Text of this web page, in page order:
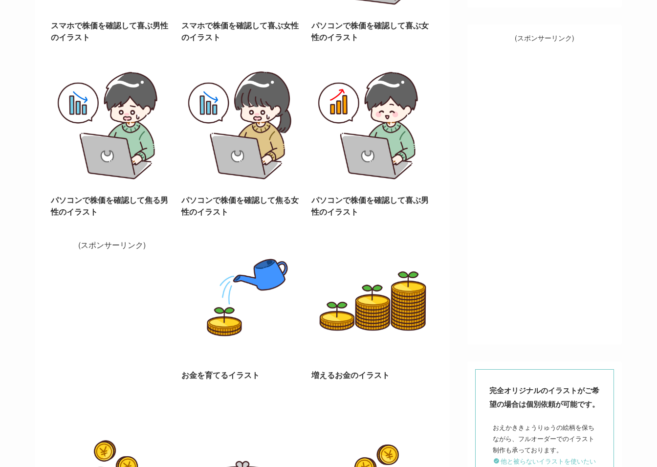
スマホで株価を確認して喜ぶ男性
のイラスト
スマホで株価を確認して喜ぶ女性
のイラスト
パソコンで株価を確認して喜ぶ女
性のイラスト
パソコンで株価を確認して焦る男
性のイラスト
パソコンで株価を確認して焦る女
性のイラスト
パソコンで株価を確認して喜ぶ男
性のイラスト
(スポンサーリンク)
お金を育てるイラスト 増えるお金のイラスト
(スポンサーリンク)
完全オリジナルのイラストがご希
望の場合は個別依頼が可能です。
おえかききょうりゅうの絵柄を保ち
ながら、フルオーダーでのイラスト
他と被らないイラストを使いたい